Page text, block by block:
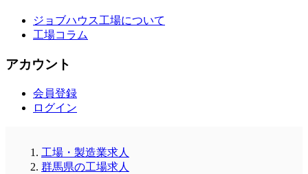
ジョブハウス工場について
工場コラム
アカウント
会員登録
ログイン
工場・製造業求人
群馬県の工場求人